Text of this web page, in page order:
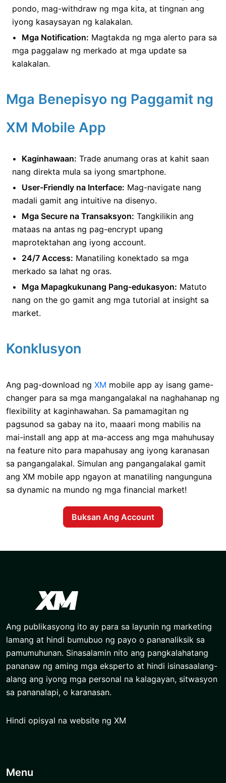
pondo, mag-withdraw ng mga kita, at tingnan ang
iyong kasaysayan ng kalakalan.
Mga Notification: Magtakda ng mga alerto para sa
mga paggalaw ng merkado at mga update sa
kalakalan.
Mga Benepisyo ng Paggamit ng
XM Mobile App
Kaginhawaan: Trade anumang oras at kahit saan
nang direkta mula sa iyong smartphone.
User-Friendly na Interface: Mag-navigate nang
madali gamit ang intuitive na disenyo.
Mga Secure na Transaksyon: Tangkilikin ang
mataas na antas ng pag-encrypt upang
maprotektahan ang iyong account.
24/7 Access: Manatiling konektado sa mga
merkado sa lahat ng oras.
Mga Mapagkukunang Pang-edukasyon: Matuto
nang on the go gamit ang mga tutorial at insight sa
market.
Konklusyon
Ang pag-download ng XM mobile app ay isang game-
changer para sa mga mangangalakal na naghahanap ng
flexibility at kaginhawahan. Sa pamamagitan ng
pagsunod sa gabay na ito, maaari mong mabilis na
mai-install ang app at ma-access ang mga mahuhusay
na feature nito para mapahusay ang iyong karanasan
sa pangangalakal. Simulan ang pangangalakal gamit
ang XM mobile app ngayon at manatiling nangunguna
sa dynamic na mundo ng mga financial market!
Buksan Ang Account
Ang publikasyong ito ay para sa layunin ng marketing
lamang at hindi bumubuo ng payo o pananaliksik sa
pamumuhunan. Sinasalamin nito ang pangkalahatang
pananaw ng aming mga eksperto at hindi isinasaalang-
alang ang iyong mga personal na kalagayan, sitwasyon
sa pananalapi, o karanasan.
Hindi opisyal na website ng XM
Menu